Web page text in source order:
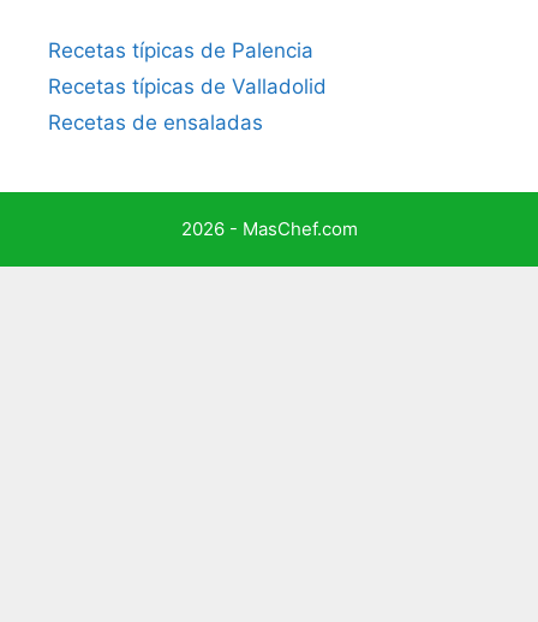
Recetas típicas de Palencia
Recetas típicas de Valladolid
Recetas de ensaladas
2026 - MasChef.com